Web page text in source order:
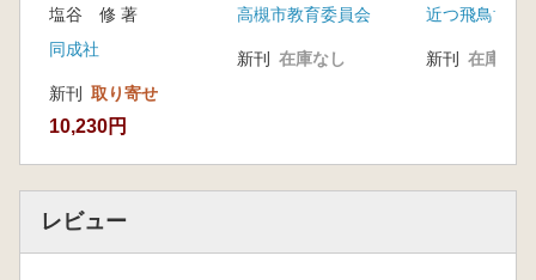
福永将大
大塚宜明著『日本列島におけるナイフ形石器文
化の生成-現生人類の移住と定着-』
絹川一徳
斎野裕彦著『津波災害痕跡の考古学的研究』
塩谷 修 著
同成社
新刊 取り寄せ
10,230円
高槻市教育委員会
新刊 在庫なし
近つ飛鳥博物
新刊 在庫なし
レビュー